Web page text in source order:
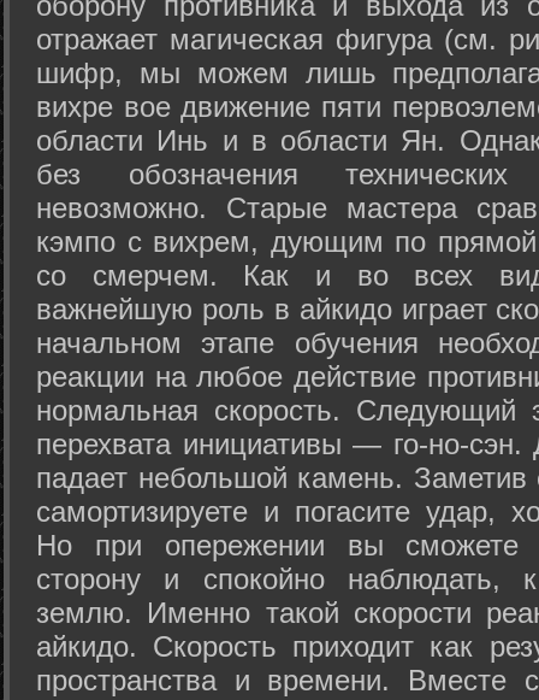
отражает магическая фигура (см.
шифр, мы можем лишь
вихре вое движение пяти
области Инь и в области Ян.
без обозначения
невозможно. Старые мастера
кэмпо с вихрем, дующим по
со смерчем. Как и во всех
важнейшую роль в айкидо играет
начальном этапе обучения
реакции на любое действие
нормальная скорость.
перехвата инициативы — го-но-
падает небольшой камень.
самортизируете и погасите удар,
Но при опережении вы сможете
сторону и спокойно наблюдать,
землю. Именно такой скорости
айкидо. Скорость приходит как
пространства и времени. Вместе